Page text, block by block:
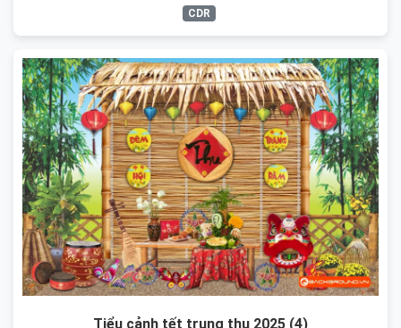
CDR
Tiểu cảnh tết trung thu 2025 (4)